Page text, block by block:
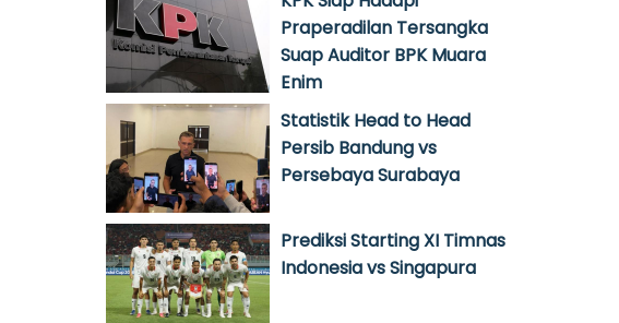
Praperadilan Tersangka
Suap Auditor BPK Muara
Enim
Statistik Head to Head
Persib Bandung vs
Persebaya Surabaya
Prediksi Starting XI Timnas
Indonesia vs Singapura